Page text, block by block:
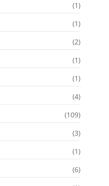
(1)
(1)
(2)
(1)
(1)
(4)
(109)
(3)
(1)
(6)